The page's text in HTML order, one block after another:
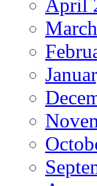
April